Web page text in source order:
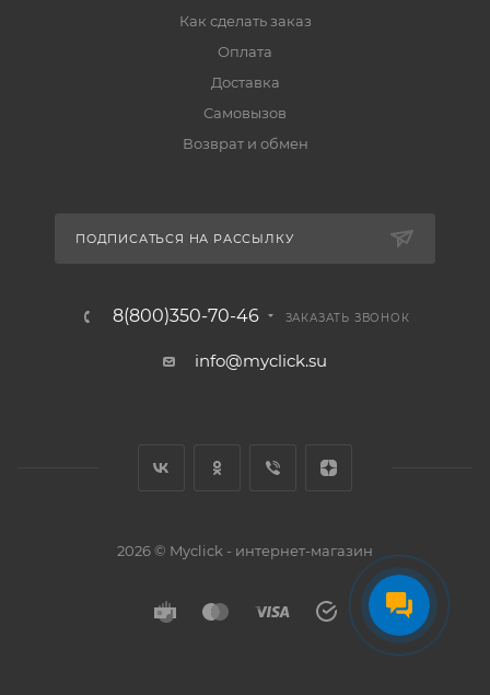
Как сделать заказ
Оплата
Доставка
Самовызов
Возврат и обмен
ПОДПИСАТЬСЯ НА РАССЫЛКУ
8(800)350-70-46 ЗАКАЗАТЬ ЗВОНОК
info@myclick.su
2026 © Myclick - интернет-магазин